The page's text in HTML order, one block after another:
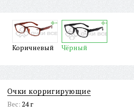
Коричневый Чёрный
Очки корригирующие
Вес: 24 г